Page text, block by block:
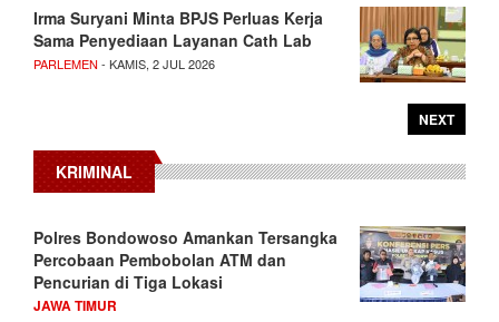
Irma Suryani Minta BPJS Perluas Kerja
Sama Penyediaan Layanan Cath Lab
PARLEMEN - KAMIS, 2 JUL 2026
NEXT
KRIMINAL
Polres Bondowoso Amankan Tersangka
Percobaan Pembobolan ATM dan
Pencurian di Tiga Lokasi
JAWA TIMUR